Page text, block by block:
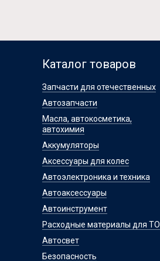
Каталог товаров
Запчасти для отечественных
Автозапчасти
Масла, автокосметика,
автохимия
Аккумуляторы
Аксессуары для колес
Автоэлектроника и техника
Автоаксессуары
Автоинструмент
Расходные материалы для ТО
Автосвет
Безопасность